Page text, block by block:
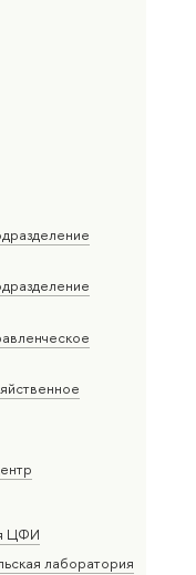
ЦФИ
лаборатория